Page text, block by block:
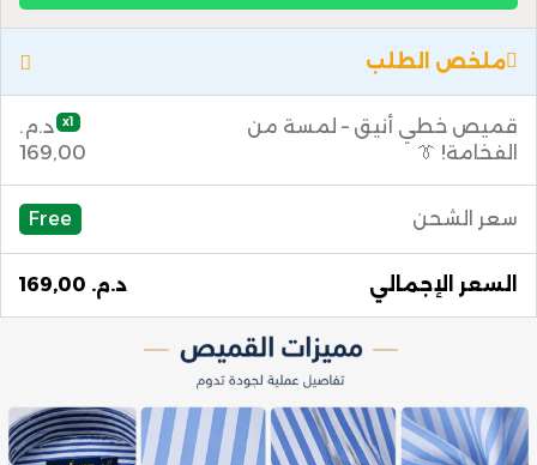
ملخص الطلب
قميص خطي أنيق – لمسة من
الفخامة! 👔
x1 د.م.
169,00
سعر الشحن Free
السعر الإجمالي د.م. 169,00